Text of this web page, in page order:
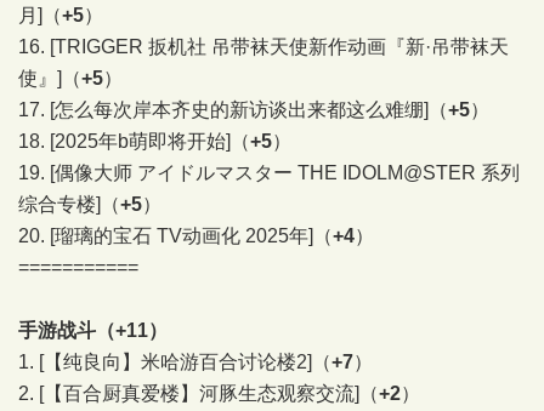
月]
（+5）
16. [TRIGGER 扳机社 吊带袜天使新作动画『新·吊带袜天
使』]
（+5）
17. [怎么每次岸本齐史的新访谈出来都这么难绷] （+5）
18. [2025年b萌即将开始] （+5）
19. [偶像大师 アイドルマスター THE IDOLM@STER 系列
综合专楼]
（+5）
20. [瑠璃的宝石 TV动画化 2025年] （+4）
===========
手游战斗（+11）
1. [【纯良向】米哈游百合讨论楼2] （+7）
2. [【百合厨真爱楼】河豚生态观察交流] （+2）